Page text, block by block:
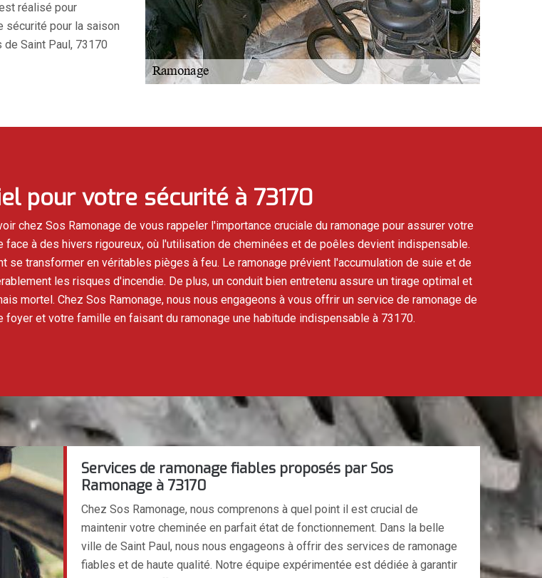
réalisé pour
sécurité pour la saison
Saint Paul, 73170
pour votre sécurité à 73170
chez Sos Ramonage de vous rappeler l'importance cruciale du ramonage pour assurer votre
à des hivers rigoureux, où l'utilisation de cheminées et de poêles devient indispensable.
se transformer en véritables pièges à feu. Le ramonage prévient l'accumulation de suie et de
les risques d'incendie. De plus, un conduit bien entretenu assure un tirage optimal et
mortel. Chez Sos Ramonage, nous nous engageons à vous offrir un service de ramonage de
et votre famille en faisant du ramonage une habitude indispensable à 73170.
Services de ramonage fiables proposés par Sos
Ramonage à 73170
Chez Sos Ramonage, nous comprenons à quel point il est crucial de
maintenir votre cheminée en parfait état de fonctionnement. Dans la belle
ville de Saint Paul, nous nous engageons à offrir des services de ramonage
fiables et de haute qualité. Notre équipe expérimentée est dédiée à garantir